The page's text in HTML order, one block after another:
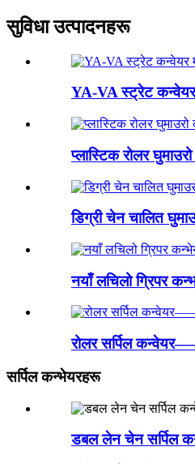
सुविधा उत्पादनहरू
YA-VA स्ट्रेट
प्लास्टिक रोलर
डिग्री चेन चालित
नयाँ लचिलो ग्रिपर
रोलर सर्पिल
सर्पिल कन्भेयरहरू
डबल लेन चेन सर्पिल